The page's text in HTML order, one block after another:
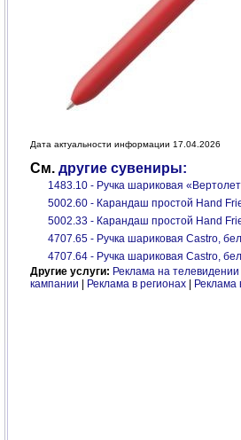
Дата актуальности информации 17.04.2026
См. другие сувениры:
1483.10 - Ручка шариковая
5002.60 - Карандаш простой Hand
5002.33 - Карандаш простой Hand
4707.65 - Ручка шариковая Castro,
4707.64 - Ручка шариковая Castro,
Другие услуги: Реклама на телевидении
кампании
Реклама в регионах Реклама